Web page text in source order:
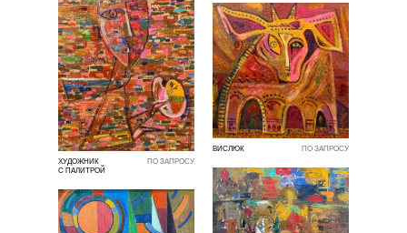
ПО ЗАПРОСУ
ПО ЗАПРОСУ
ХУДОЖНИК
С ПАЛИТРОЙ
ВИСЛЮК